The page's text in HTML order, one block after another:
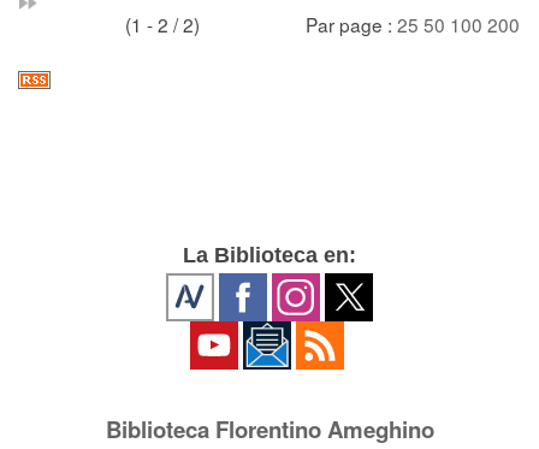
(1 - 2 / 2) Par page : 25 50 100 200
La Biblioteca en:
Biblioteca Florentino Ameghino